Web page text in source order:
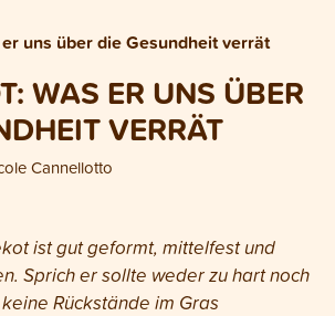
uns über die Gesundheit verrät
WAS ER UNS ÜBER
VERRÄT
Cannellotto
ist gut geformt, mittelfest und
Sprich er sollte weder zu hart noch
Rückstände im Gras